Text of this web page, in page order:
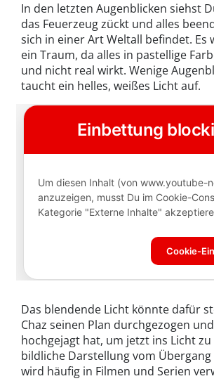
In den letzten Augenblicken siehst
das Feuerzeug zückt und alles
sich in einer Art Weltall befindet. Es
ein Traum, da alles in pastellige
und nicht real wirkt. Wenige
taucht ein helles, weißes Licht auf.
Das blendende Licht könnte dafür
Chaz seinen Plan durchgezogen
hochgejagt hat, um jetzt ins Licht zu
bildliche Darstellung vom Übergang
wird häufig in Filmen und Serien